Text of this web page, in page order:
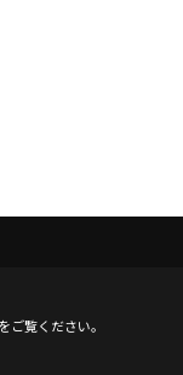
ご覧ください。